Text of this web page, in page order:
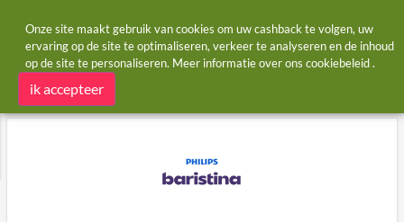
Startpagina Winkels Baristina
Baristina cashback
Onze site maakt gebruik van cookies om uw cashback te volgen, uw
ervaring op de site te optimaliseren, verkeer te analyseren en de inhoud
op de site te personaliseren. Meer informatie over ons cookiebeleid.
ik accepteer